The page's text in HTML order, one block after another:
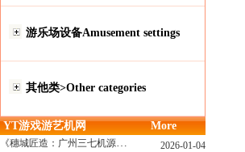
游乐场设备Amusement settings
其他类>Other categories
YT游戏游艺机网
More
《穗城匠造：广州三七机源头的工厂店密码》
2026-01-04